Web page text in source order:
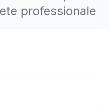
professionale